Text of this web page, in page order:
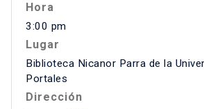
Hora
3:00 pm
Lugar
Biblioteca Nicanor Parra de la
Portales
Dirección